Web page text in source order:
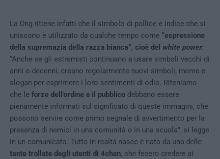
La Ong ritiene infatti che il simbolo di pollice e indice che si
uniscono è utilizzato da qualche tempo come “espressione
della supremazia della razza bianca”, cioè del white power:
“Anche se gli estremisti continuano a usare simboli vecchi di
anni o decenni, creano regolarmente nuovi simboli, meme e
slogan per esprimere i loro sentimenti di odio. Riteniamo
che le forze dell’ordine e il pubblico debbano essere
pienamente informati sul significato di queste immagini, che
possono servire come primo segnale di avvertimento per la
presenza di nemici in una comunità o in una scuola”, si legge
in un comunicato. Tutto in realtà nasce è nato da una delle
tante trollate degli utenti di 4chan, che fecero credere ai